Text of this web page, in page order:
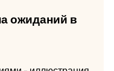
ожиданий в